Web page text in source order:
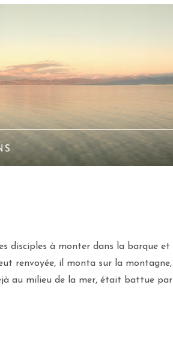
disciples à monter dans la barque et
renvoyée, il monta sur la montagne,
au milieu de la mer, était battue par